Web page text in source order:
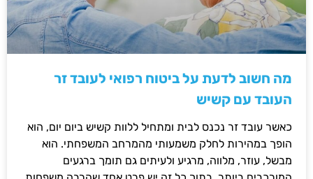
מה חשוב לדעת על ביטוח רפואי לעובד זר
העובד עם קשיש
כאשר עובד זר נכנס לבית ומתחיל ללוות קשיש ביום יום, הוא
הופך במהירות לחלק משמעותי מהמרחב המשפחתי. הוא
מבשל, עוזר, מלווה, מרגיע ולעיתים גם תומך ברגעים